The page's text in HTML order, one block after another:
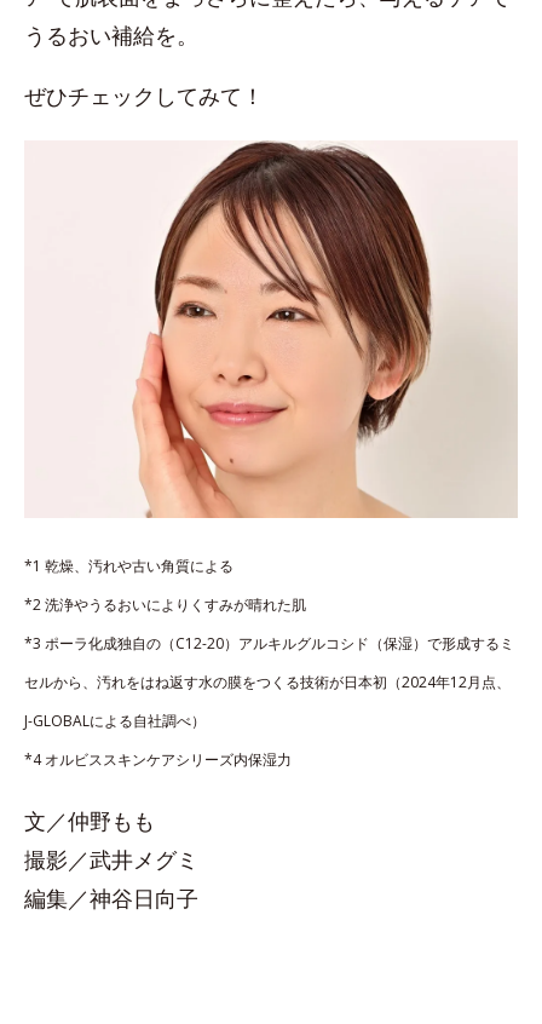
うるおい補給を。
ぜひチェックしてみて！
*1 乾燥、汚れや古い角質による
*2 洗浄やうるおいによりくすみが晴れた肌
*3 ポーラ化成独自の（C12-20）アルキルグルコシド（保湿）で形成するミ
セルから、汚れをはね返す水の膜をつくる技術が日本初（2024年12月点、
J-GLOBALによる自社調べ）
*4 オルビススキンケアシリーズ内保湿力
文／仲野もも
撮影／武井メグミ
編集／神谷日向子